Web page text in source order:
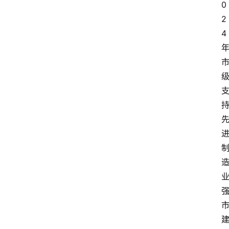
0
2
4
年
市
级
支
持
先
进
制
造
业
强
市
建